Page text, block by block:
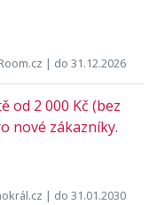
| do 31.12.2026
od 2 000 Kč (bez
nové zákazníky.
| do 31.01.2030